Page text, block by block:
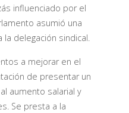
influenciado por el
asumió una
la delegación sindical.
a mejorar en el
de presentar un
aumento salarial y
Se presta a la